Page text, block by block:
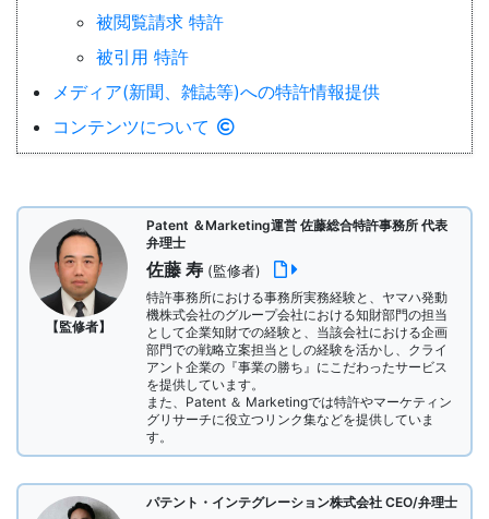
被閲覧請求 特許
被引用 特許
メディア(新聞、雑誌等)への特許情報提供
コンテンツについて
【監修者】
Patent ＆Marketing運営 佐藤総合特許事務所 代表
弁理士
佐藤 寿 (監修者)
特許事務所における事務所実務経験と、ヤマハ発動
機株式会社のグループ会社における知財部門の担当
として企業知財での経験と、当該会社における企画
部門での戦略立案担当としの経験を活かし、クライ
アント企業の『事業の勝ち』にこだわったサービス
を提供しています。
また、Patent ＆ Marketingでは特許やマーケティン
グリサーチに役立つリンク集などを提供していま
す。
パテント・インテグレーション株式会社 CEO/弁理士